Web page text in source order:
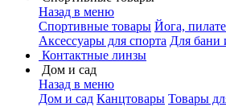
Назад в меню
Спортивные товары Йога,
Аксессуары для спорта Для бани
Контактные линзы
Дом и сад
Назад в меню
Дом и сад Канцтовары Товары